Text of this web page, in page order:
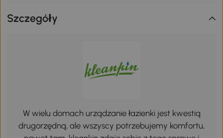
Szczegóły
W wielu domach urządzanie łazienki jest kwestią
drugorzędną, ale wszyscy potrzebujemy komfortu,